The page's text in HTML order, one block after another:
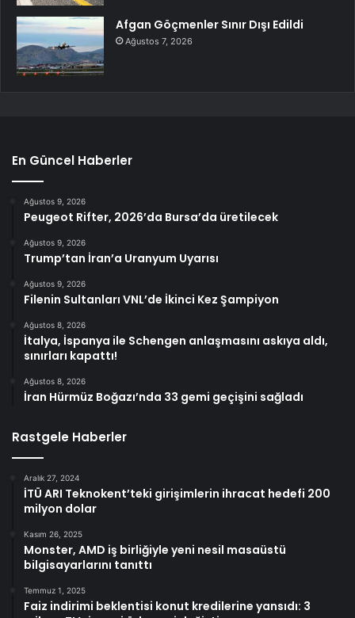
Afgan Göçmenler Sınır Dışı Edildi
Ağustos 7, 2026
En Güncel Haberler
Ağustos 9, 2026
Peugeot Rifter, 2026’da Bursa’da üretilecek
Ağustos 9, 2026
Trump’tan İran’a Uranyum Uyarısı
Ağustos 9, 2026
Filenin Sultanları VNL’de İkinci Kez Şampiyon
Ağustos 8, 2026
İtalya, İspanya ile Schengen anlaşmasını askıya aldı,
sınırları kapattı!
Ağustos 8, 2026
İran Hürmüz Boğazı’nda 33 gemi geçişini sağladı
Rastgele Haberler
Aralık 27, 2024
İTÜ ARI Teknokent’teki girişimlerin ihracat hedefi 200
milyon dolar
Kasım 26, 2025
Monster, AMD iş birliğiyle yeni nesil masaüstü
bilgisayarlarını tanıttı
Temmuz 1, 2025
Faiz indirimi beklentisi konut kredilerine yansıdı: 3